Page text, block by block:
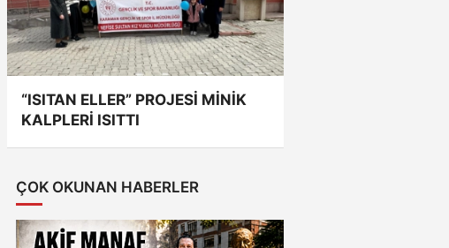
“ISITAN ELLER” PROJESİ MİNİK
KALPLERİ ISITTI
ÇOK OKUNAN HABERLER